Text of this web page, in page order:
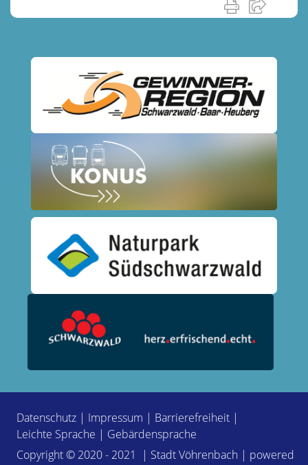
Datenschutz | Impressum | Barrierefreiheit |
Leichte Sprache | Gebärdensprache
Copyright © 2020 - 2021 | Stadt Vöhrenbach | powered